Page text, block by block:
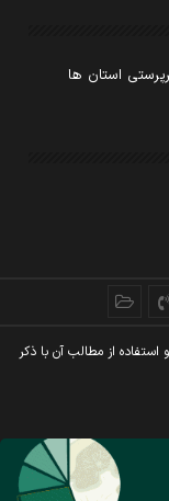
استان ها
از مطالب آن با ذکر